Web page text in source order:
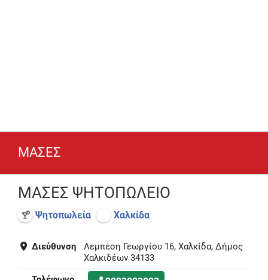
ΜΑΣΕΣ
ΜΑΣΕΣ ΨΗΤΟΠΩΛΕΙΟ
Ψητοπωλεία Χαλκίδα
Διεύθυνση
Λεμπέση Γεωργίου 16, Χαλκίδα, Δήμος
Χαλκιδέων 34133